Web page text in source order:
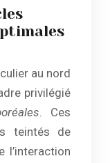
au nord
privilégié
. Ces
teintés de
l’interaction